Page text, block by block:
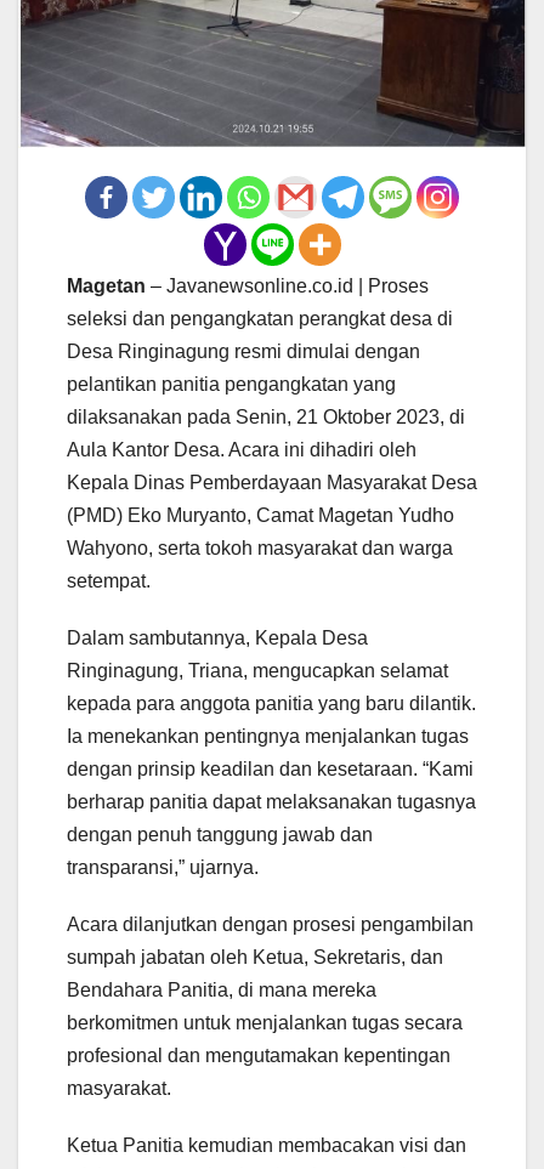
Magetan – Javanewsonline.co.id | Proses
seleksi dan pengangkatan perangkat desa di
Desa Ringinagung resmi dimulai dengan
pelantikan panitia pengangkatan yang
dilaksanakan pada Senin, 21 Oktober 2023, di
Aula Kantor Desa. Acara ini dihadiri oleh
Kepala Dinas Pemberdayaan Masyarakat Desa
(PMD) Eko Muryanto, Camat Magetan Yudho
Wahyono, serta tokoh masyarakat dan warga
setempat.
Dalam sambutannya, Kepala Desa
Ringinagung, Triana, mengucapkan selamat
kepada para anggota panitia yang baru dilantik.
Ia menekankan pentingnya menjalankan tugas
dengan prinsip keadilan dan kesetaraan. “Kami
berharap panitia dapat melaksanakan tugasnya
dengan penuh tanggung jawab dan
transparansi,” ujarnya.
Acara dilanjutkan dengan prosesi pengambilan
sumpah jabatan oleh Ketua, Sekretaris, dan
Bendahara Panitia, di mana mereka
berkomitmen untuk menjalankan tugas secara
profesional dan mengutamakan kepentingan
masyarakat.
Ketua Panitia kemudian membacakan visi dan